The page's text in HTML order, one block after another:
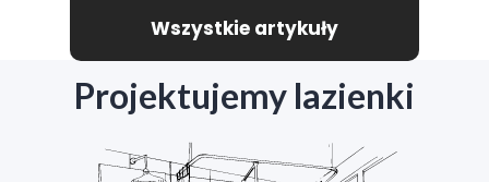
Wszystkie artykuły
Projektujemy lazienki